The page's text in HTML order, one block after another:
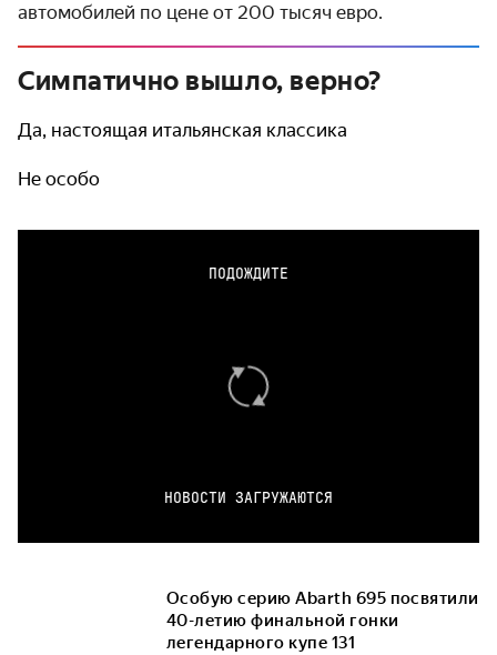
автомобилей по цене от 200 тысяч евро.
Симпатично вышло, верно?
Да, настоящая итальянская классика
Не особо
ПОДОЖДИТЕ
НОВОСТИ ЗАГРУЖАЮТСЯ
Особую серию Abarth 695 посвятили
40-летию финальной гонки
легендарного купе 131